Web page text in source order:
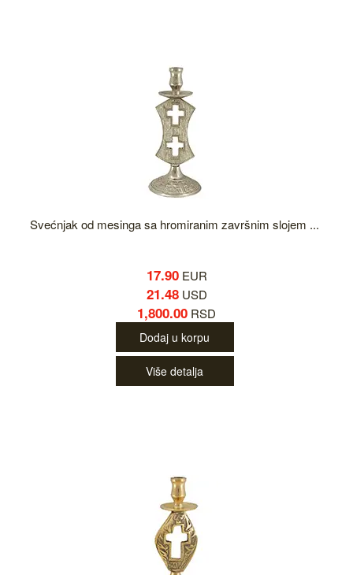
Svećnjak od mesinga sa hromiranim završnim slojem ...
17.90EUR
21.48USD
1,800.00 RSD
Dodaj u korpu
Više detalja